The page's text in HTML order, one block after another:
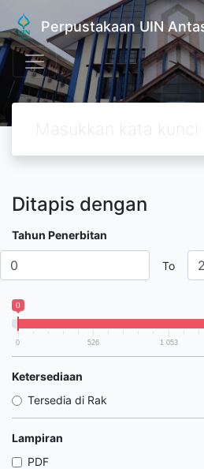
Perpustakaan UIN
Ditapis dengan
Tahun Penerbitan
To
0
0 526 1 053
Ketersediaan
Tersedia di Rak
Lampiran
PDF